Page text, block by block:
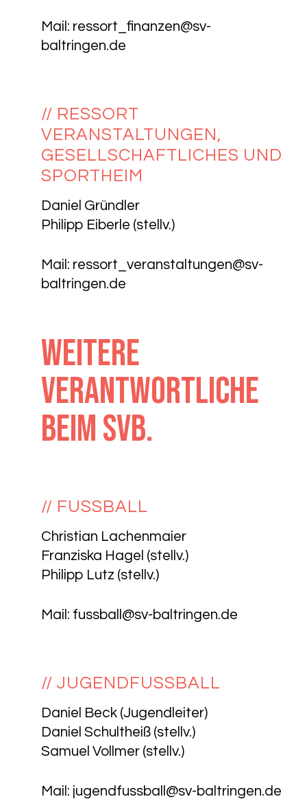
Mail: ressort_finanzen@sv-
baltringen.de
// RESSORT
VERANSTALTUNGEN,
GESELLSCHAFTLICHES UND
SPORTHEIM
Daniel Gründler
Philipp Eiberle (stellv.)
Mail: ressort_veranstaltungen@sv-
baltringen.de
Weitere
Verantwortliche
beim SVB.
// FUSSBALL
Christian Lachenmaier
Franziska Hagel (stellv.)
Philipp Lutz (stellv.)
Mail: fussball@sv-baltringen.de
// JUGENDFUSSBALL
Daniel Beck (Jugendleiter)
Daniel Schultheiß (stellv.)
Samuel Vollmer (stellv.)
Mail: jugendfussball@sv-baltringen.de